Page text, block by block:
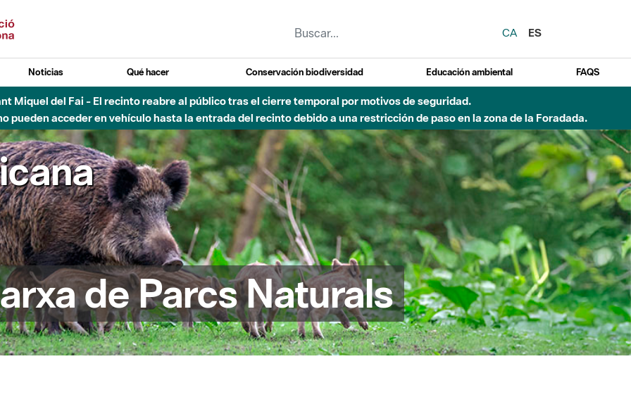
CA
ES
Noticias Qué hacer Conservación biodiversidad Educación ambiental FAQS
- Afectaciones en el cauce del Parque Fluvial del Besòs debido a obras de construcción de una pasarela sobre el río
de Parcs Naturals